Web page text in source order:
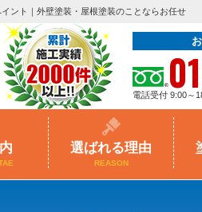
ント｜外壁塗装・屋根塗装のことならお任せ
電話受付 9:00～
選ばれる理由
REASON